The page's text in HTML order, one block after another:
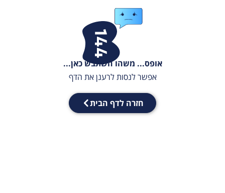
אופס... משהו השתבש כאן...
אפשר לנסות לרענן את הדף
חזרה לדף הבית